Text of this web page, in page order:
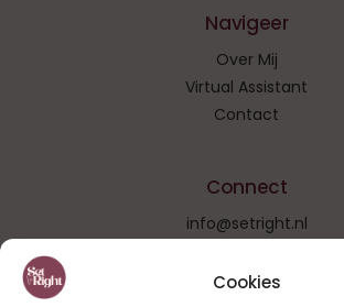
Cookies
Navigeer
Over Mij
Virtual Assistant
Contact
Connect
info@setright.nl
Instagram